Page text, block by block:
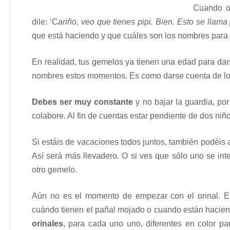
Cuando
dile: ‘Cariño, veo que tienes pipi. Bien. Esto se llama
que está haciendo y que cuáles son los nombres para
En realidad, tus gemelos ya tienen una edad para
nombres estos momentos. Es como darse cuenta de
Debes ser muy constante y no bajar la guardia,
colabore. Al fin de cuentas estar pendiente de dos
Si estáis de vacaciones todos juntos, también podéis
Así será más llevadero. O si ves que sólo uno se
otro gemelo.
Aún no es el momento de empezar con el orinal.
cuándo tienen el pañal mojado o cuando están
orinales, para cada uno uno, diferentes en color